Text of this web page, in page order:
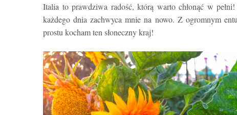
Italia to prawdziwa radość, którą warto chłonąć w
każdego dnia zachwyca mnie na nowo. Z ogromnym
prostu kocham ten słoneczny kraj!